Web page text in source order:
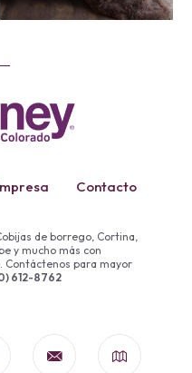
Contacto
de borrego, Cortina,
y mucho más con
Contáctenos para mayor
612-8762